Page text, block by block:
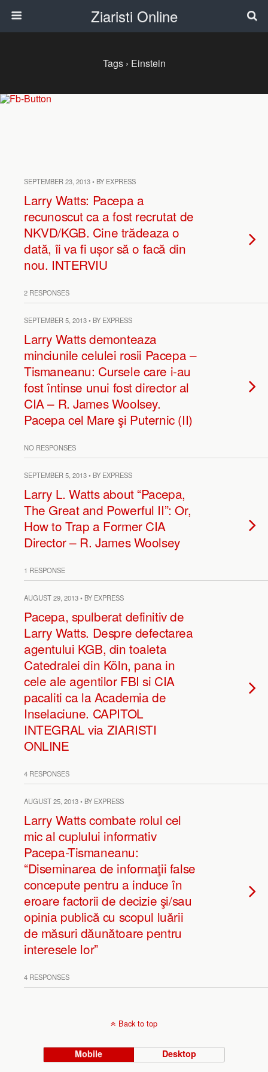
Ziaristi Online
Tags › Einstein
SEPTEMBER 23, 2013 • BY EXPRESS
Larry Watts: Pacepa a
recunoscut ca a fost recrutat de
NKVD/KGB. Cine trădeaza o
dată, îi va fi ușor să o facă din
nou. INTERVIU
2 RESPONSES
SEPTEMBER 5, 2013 • BY EXPRESS
Larry Watts demonteaza
minciunile celulei rosii Pacepa –
Tismaneanu: Cursele care i-au
fost întinse unui fost director al
CIA – R. James Woolsey.
Pacepa cel Mare şi Puternic (II)
NO RESPONSES
SEPTEMBER 5, 2013 • BY EXPRESS
Larry L. Watts about “Pacepa,
The Great and Powerful II”: Or,
How to Trap a Former CIA
Director – R. James Woolsey
1 RESPONSE
AUGUST 29, 2013 • BY EXPRESS
Pacepa, spulberat definitiv de
Larry Watts. Despre defectarea
agentului KGB, din toaleta
Catedralei din Köln, pana in
cele ale agentilor FBI si CIA
pacaliti ca la Academia de
Inselaciune. CAPITOL
INTEGRAL via ZIARISTI
ONLINE
4 RESPONSES
AUGUST 25, 2013 • BY EXPRESS
Larry Watts combate rolul cel
mic al cuplului informativ
Pacepa-Tismaneanu:
“Diseminarea de informaţii false
concepute pentru a induce în
eroare factorii de decizie şi/sau
opinia publică cu scopul luării
de măsuri dăunătoare pentru
interesele lor”
4 RESPONSES
Back to top
Mobile Desktop